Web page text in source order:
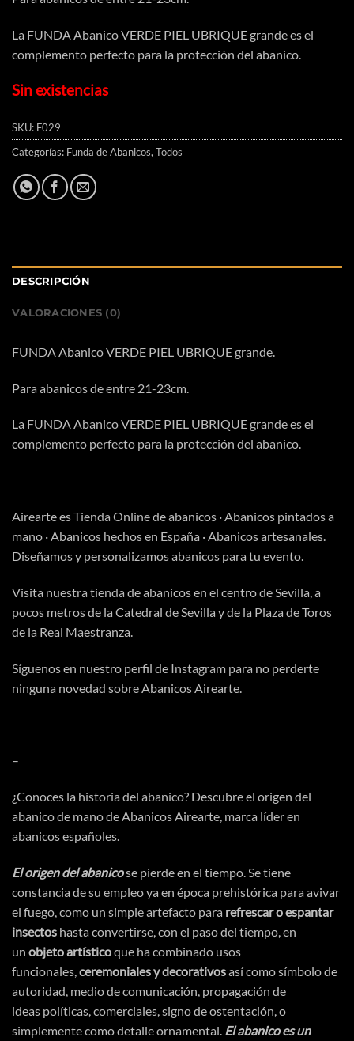
La FUNDA Abanico VERDE PIEL UBRIQUE grande es el
complemento perfecto para la protección del abanico.
Sin existencias
SKU: F029
Categorías: Funda de Abanicos, Todos
DESCRIPCIÓN
VALORACIONES (0)
FUNDA Abanico VERDE PIEL UBRIQUE grande.
Para abanicos de entre 21-23cm.
La FUNDA Abanico VERDE PIEL UBRIQUE grande es el
complemento perfecto para la protección del abanico.
Airearte esTienda Onlinede abanicos · Abanicos pintados a
mano · Abanicos hechos en España · Abanicos artesanales.
Diseñamos y personalizamos abanicos para tu evento.
Visita nuestra tienda de abanicos en el centro de Sevilla, a
pocos metros de la Catedral de Sevilla y de la Plaza de Toros
de la Real Maestranza.
Síguenos en nuestro perfil de Instagram para no perderte
ninguna novedad sobre Abanicos Airearte.
–
¿Conoces la historia del abanico? Descubre el origen del
abanico de mano de Abanicos Airearte, marca líder en
abanicos españoles.
El origen del abanicose pierde en el tiempo. Se tiene
constancia de su empleo ya en época prehistórica para avivar
el fuego, como un simple artefacto para refrescar o espantar
insectos hasta convertirse, con el paso del tiempo, en
un objetoartísticoque ha combinado usos
funcionales, ceremoniales y decorativosasí comosímbolode
autoridad, medio decomunicación propagación de
ideas políticas , comerciales, signo deostentación , o
simplemente como detalle ornamental. El abanico es un